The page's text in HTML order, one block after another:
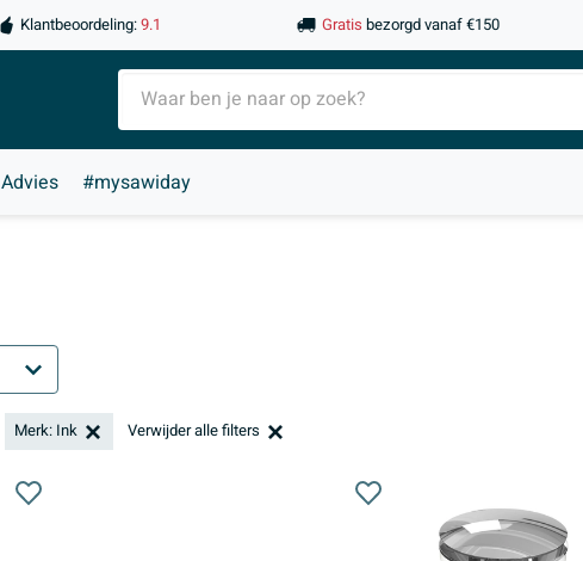
Klantbeoordeling:9.1 Gratis bezorgd vanaf €150
Advies #mysawiday
Merk: Ink Verwijder alle filters